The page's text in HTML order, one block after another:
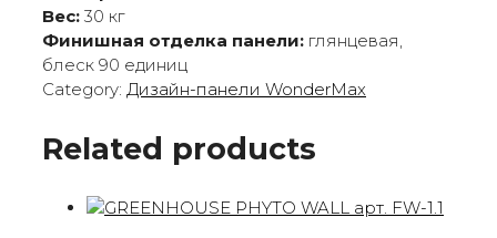
Вес: 30 кг
Финишная отделка панели: глянцевая,
блеск 90 единиц
Category: Дизайн-панели WonderMax
Related products